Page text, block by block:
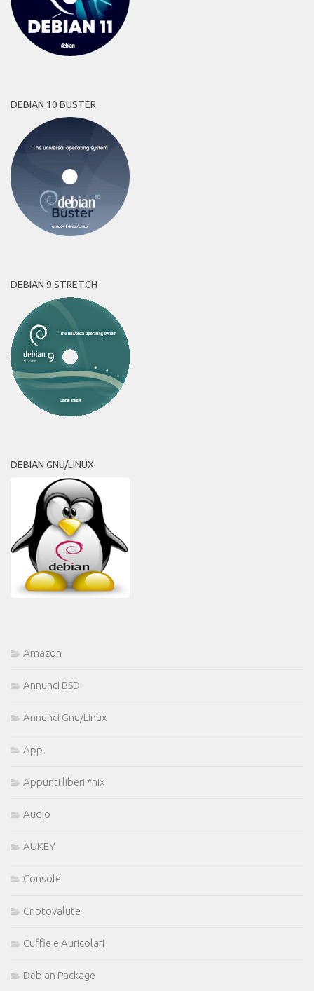
DEBIAN 10 BUSTER
DEBIAN 9 STRETCH
DEBIAN GNU/LINUX
Amazon
Annunci BSD
Annunci Gnu/Linux
App
Appunti liberi *nix
Audio
AUKEY
Console
Criptovalute
Cuffie e Auricolari
Debian Package